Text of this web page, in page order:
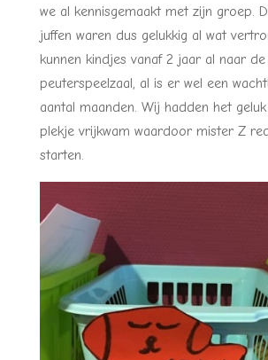
we al kennisgemaakt met zijn groep.
juffen waren dus gelukkig al wat
kunnen kindjes vanaf 2 jaar al naar de
peuterspeelzaal, al is er wel een
aantal maanden. Wij hadden het
plekje vrijkwam waardoor mister Z
starten.